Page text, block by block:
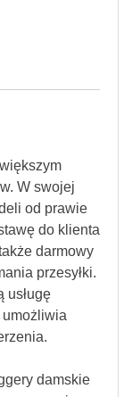
W swojej
od prawie
do klienta
darmowy
przesyłki.
usługę
umożliwia
damskie